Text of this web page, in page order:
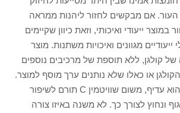
אם מבקשים לחזור ליהנות ממראה
ייעודי ואיכותי, וזאת כיוון שקיימים
ייעודיים מגוונים ואיכויות משתנות. מוצר
של קולגן, ללא תוספת של מרכיבים נוספים
או כאלו שלא נותנים ערך מוסף למוצר.
קולגן שיכיל ויטמין C הוא עדיף, משום שוויטמין C תורם לשיפור
ונחוץ לצורך כך. לא משנה באיזו צורה